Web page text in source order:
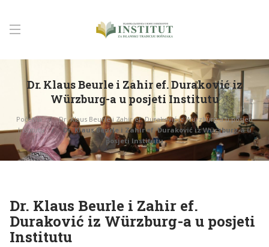
Dr. Klaus Beurle i Zahir ef. Duraković iz
Würzburg-a u posjeti Institutu
Početna
Dr. Klaus Beurle i Zahir ef. Duraković iz Würzburg-a u posjeti
Institutu
Dr. Klaus Beurle i Zahir ef. Duraković iz Würzburg-a u
posjeti Institutu
Dr. Klaus Beurle i Zahir ef.
Duraković iz Würzburg-a u posjeti
Institutu